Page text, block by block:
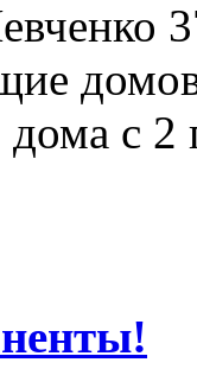
дома с